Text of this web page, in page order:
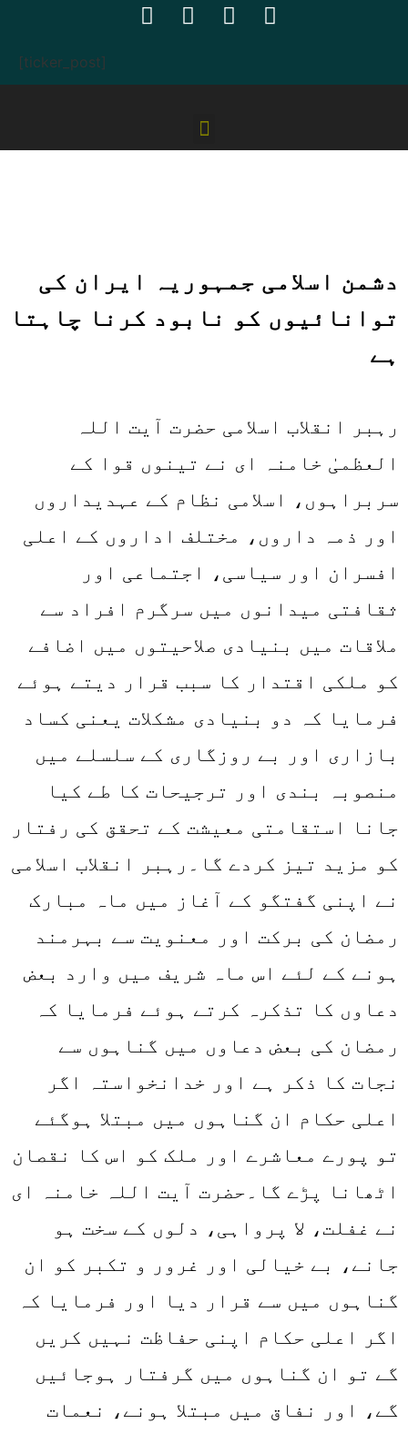
[ticker_post]
دشمن اسلامی جمہوریہ ایران کی
توانائیوں کو نابود کرنا چاہتا
ہے
رہبر انقلاب اسلامی حضرت آیت اللہ
العظمیٰ خامنہ ای نے تینوں قوا کے
سربراہوں، اسلامی نظام کے عہدیداروں
اور ذمہ داروں، مختلف اداروں کے اعلی
افسران اور سیاسی، اجتماعی اور
ثقافتی میدانوں میں سرگرم افراد سے
ملاقات میں بنیادی صلاحیتوں میں اضافے
کو ملکی اقتدار کا سبب قرار دیتے ہوئے
فرمایا کہ دو بنیادی مشکلات یعنی کساد
بازاری اور بے روزگاری کے سلسلے میں
منصوبہ بندی اور ترجیحات کا طے کیا
جانا استقامتی معیشت کے تحقق کی رفتار
کو مزید تیز کردے گا۔رہبر انقلاب اسلامی
نے اپنی گفتگو کے آغاز میں ماہ مبارک
رمضان کی برکت اور معنویت سے بہرمند
ہونے کے لئے اس ماہ شریف میں وارد بعض
دعاوں کا تذکرہ کرتے ہوئے فرمایا کہ
رمضان کی بعض دعاوں میں گناہوں سے
نجات کا ذکر ہے اور خدانخواستہ اگر
اعلی حکام ان گناہوں میں مبتلا ہوگئے
تو پورے معاشرے اور ملک کو اس کا نقصان
اٹھانا پڑے گا۔حضرت آیت اللہ خامنہ ای
نے غفلت، لا پرواہی، دلوں کے سخت ہو
جانے، بے خیالی اور غرور و تکبر کو ان
گناہوں میں سے قرار دیا اور فرمایا کہ
اگر اعلی حکام اپنی حفاظت نہیں کریں
گے تو ان گناہوں میں گرفتار ہوجائیں
گے، اور نفاق میں مبتلا ہونے، نعمات